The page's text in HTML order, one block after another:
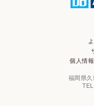
個人情
福岡県